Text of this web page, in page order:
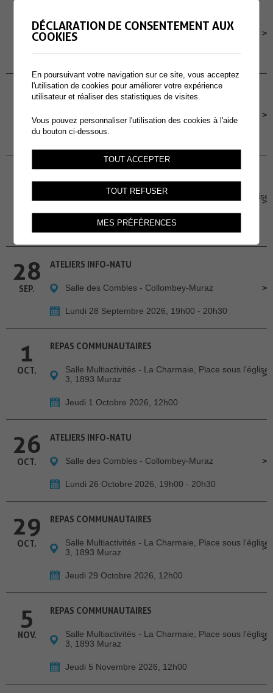
18
SEP. Cour de l'école primaire de Muraz
19
SEP.
CONCOURS POMPIERS PROTECTION RESPIRATOIRE
Samedi 19 Septembre 2026, dès 9h00
24 REPAS COMMUNAUTAIRES
Salle Multiactivités - La Charmaie, Place sous l'église
Jeudi 24 Septembre 2026, 12h00
28
SEP.
ATELIERS INFO-NATU
Salle des Combles - Collombey-Muraz
Lundi 28 Septembre 2026, 19h00 - 20h30
1
OCT.
REPAS COMMUNAUTAIRES
Salle Multiactivités - La Charmaie, Place sous l'église
3, 1893 Muraz
Jeudi 1 Octobre 2026, 12h00
26
OCT.
ATELIERS INFO-NATU
Salle des Combles - Collombey-Muraz
Lundi 26 Octobre 2026, 19h00 - 20h30
29
OCT.
REPAS COMMUNAUTAIRES
Salle Multiactivités - La Charmaie, Place sous l'église
3, 1893 Muraz
Jeudi 29 Octobre 2026, 12h00
5
NOV.
REPAS COMMUNAUTAIRES
Salle Multiactivités - La Charmaie, Place sous l'église
3, 1893 Muraz
Jeudi 5 Novembre 2026, 12h00
DÉCLARATION DE CONSENTEMENT AUX
COOKIES
En poursuivant votre navigation sur ce site, vous acceptez
l'utilisation de cookies pour améliorer votre expérience
utilisateur et réaliser des statistiques de visites.
Vous pouvez personnaliser l'utilisation des cookies à l'aide
du bouton ci-dessous.
TOUT ACCEPTER
TOUT REFUSER
MES PRÉFÉRENCES